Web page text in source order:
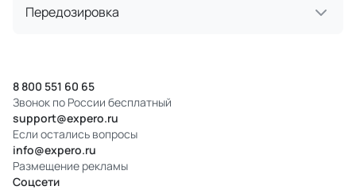
Передозировка
8 800 551 60 65
Звонок по России бесплатный
support@expero.ru
Если остались вопросы
info@expero.ru
Размещение рекламы
Соцсети